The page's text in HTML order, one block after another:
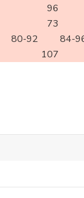
96
73
80-92 84-
107